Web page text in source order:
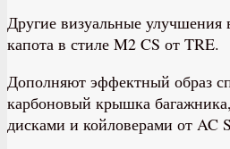
Другие визуальные улучшения
капота в стиле M2 CS от TRE.
Дополняют эффектный образ
карбоновый крышка
дисками и койловерами от AC